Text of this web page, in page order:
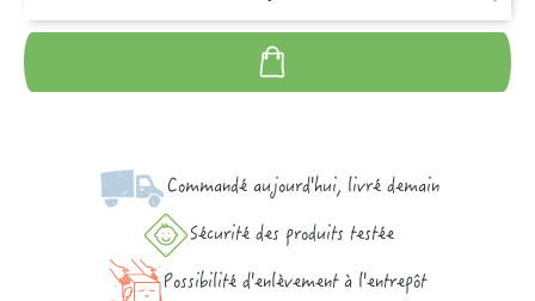
Commandé aujourd'hui, livré demain
Sécurité des produits testée
Possibilité d'enlèvement à l'entrepôt